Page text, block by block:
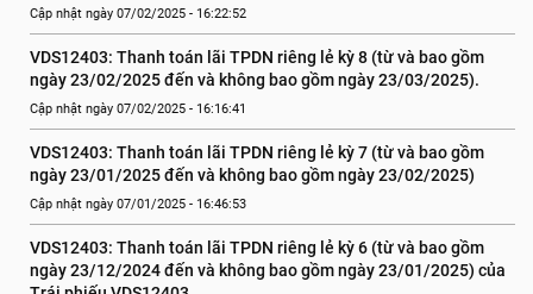
Cập nhật ngày 07/02/2025 - 16:22:52
VDS12403: Thanh toán lãi TPDN riêng lẻ kỳ 8 (từ và bao gồm
ngày 23/02/2025 đến và không bao gồm ngày 23/03/2025).
Cập nhật ngày 07/02/2025 - 16:16:41
VDS12403: Thanh toán lãi TPDN riêng lẻ kỳ 7 (từ và bao gồm
ngày 23/01/2025 đến và không bao gồm ngày 23/02/2025)
Cập nhật ngày 07/01/2025 - 16:46:53
VDS12403: Thanh toán lãi TPDN riêng lẻ kỳ 6 (từ và bao gồm
ngày 23/12/2024 đến và không bao gồm ngày 23/01/2025) của